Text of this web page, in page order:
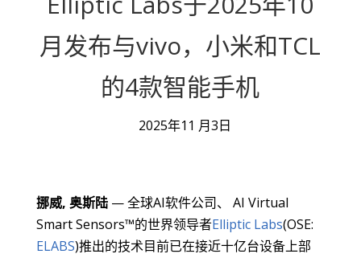
月发布与vivo，小米和TCL
的4款智能手机
2025年11 月3日
挪威, 奥斯陆— 全球AI软件公司、 AI Virtual
Smart Sensors™的世界领导者Elliptic Labs(OSE:
ELABS)推出的技术目前已在接近十亿台设备上部